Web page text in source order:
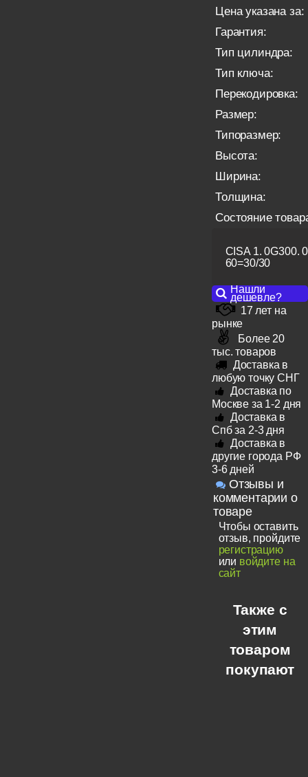
Цена указана за:
Гарантия:
Тип цилиндра:
Тип ключа:
Перекодировка:
Размер:
Типоразмер:
Высота:
Ширина:
Толщина:
Состояние
CISA 1. 0G300.
60=30/30
Нашли
дешевле?
17 лет на
рынке
Более 20
тыс. товаров
Доставка в
любую точку СНГ
Доставка по
Москве за 1-2 дня
Доставка в
Спб за 2-3 дня
Доставка в
другие города РФ
3-6 дней
Отзывы и
комментарии о
товаре
Чтобы оставить
отзыв, пройдите
регистрацию
или войдите на
сайт
Также с
этим
товаром
покупают